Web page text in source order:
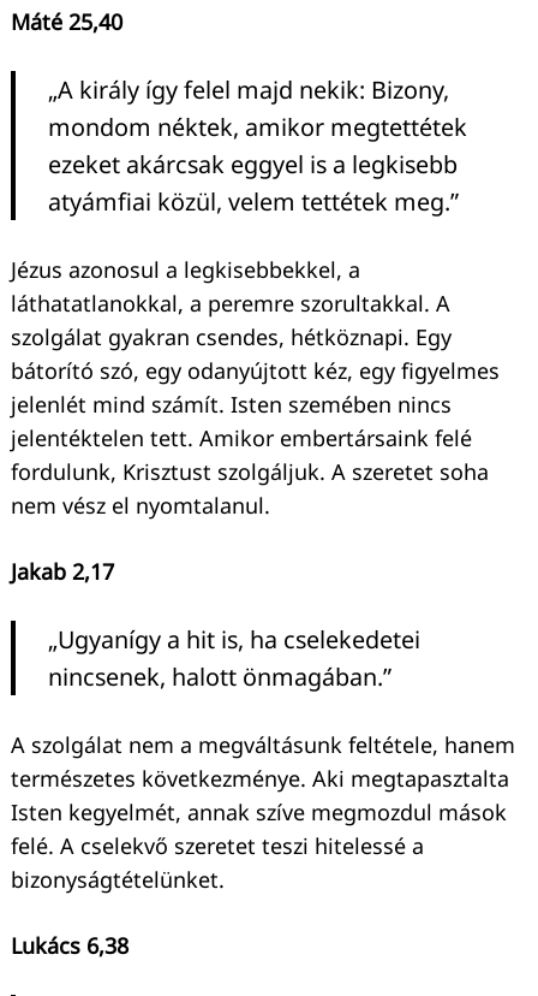
Máté 25,40
„A király így felel majd nekik: Bizony,
mondom néktek, amikor megtettétek
ezeket akárcsak eggyel is a legkisebb
atyámfiai közül, velem tettétek meg.”
Jézus azonosul a legkisebbekkel, a
láthatatlanokkal, a peremre szorultakkal. A
szolgálat gyakran csendes, hétköznapi. Egy
bátorító szó, egy odanyújtott kéz, egy figyelmes
jelenlét mind számít. Isten szemében nincs
jelentéktelen tett. Amikor embertársaink felé
fordulunk, Krisztust szolgáljuk. A szeretet soha
nem vész el nyomtalanul.
Jakab 2,17
„Ugyanígy a hit is, ha cselekedetei
nincsenek, halott önmagában.”
A szolgálat nem a megváltásunk feltétele, hanem
természetes következménye. Aki megtapasztalta
Isten kegyelmét, annak szíve megmozdul mások
felé. A cselekvő szeretet teszi hitelessé a
bizonyságtételünket.
Lukács 6,38